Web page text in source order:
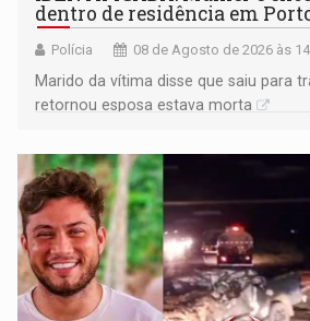
dentro de residência em
Polícia 08 de Agosto de 2026 às
Marido da vítima disse que saiu para
retornou esposa estava morta